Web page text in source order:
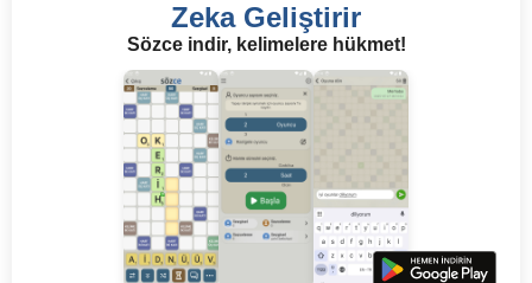
Zeka Geliştirir
Sözce indir, kelimelere hükmet!